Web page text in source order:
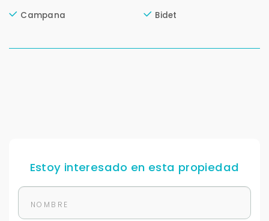
Campana Bidet
Estoy interesado en esta propiedad
No compartimos tu información ni enviamos spam.
Buscamos darte la mejor experiencia.